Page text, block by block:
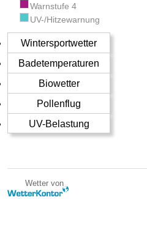
Warnstufe 4
UV-/Hitzewarnung
Wintersportwetter
Badetemperaturen
Biowetter
Pollenflug
UV-Belastung
Wetter von